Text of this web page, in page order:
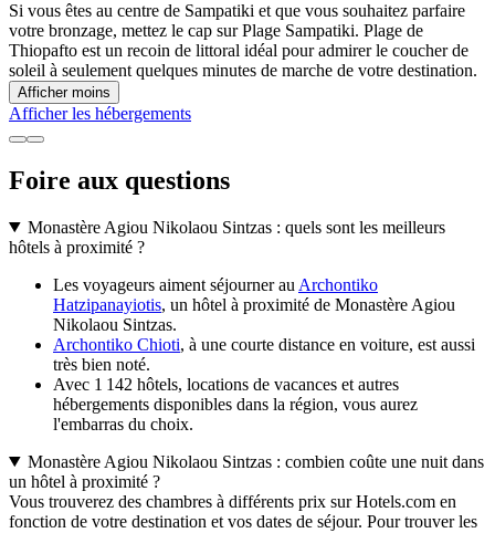
Si vous êtes au centre de Sampatiki et que vous souhaitez parfaire
votre bronzage, mettez le cap sur Plage Sampatiki. Plage de
Thiopafto est un recoin de littoral idéal pour admirer le coucher de
soleil à seulement quelques minutes de marche de votre destination.
Afficher moins
Afficher les hébergements
Foire aux questions
Monastère Agiou Nikolaou Sintzas : quels sont les meilleurs
hôtels à proximité ?
Les voyageurs aiment séjourner au Archontiko
Hatzipanayiotis, un hôtel à proximité de Monastère Agiou
Nikolaou Sintzas.
Archontiko Chioti, à une courte distance en voiture, est aussi
très bien noté.
Avec 1 142 hôtels, locations de vacances et autres
hébergements disponibles dans la région, vous aurez
l'embarras du choix.
Monastère Agiou Nikolaou Sintzas : combien coûte une nuit dans
un hôtel à proximité ?
Vous trouverez des chambres à différents prix sur Hotels.com en
fonction de votre destination et vos dates de séjour. Pour trouver les